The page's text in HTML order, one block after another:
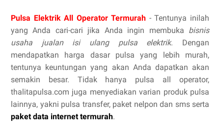
Pulsa Elektrik All Operator Termurah - Tentunya inilah
yang Anda cari-cari jika Anda ingin membuka bisnis
usaha jualan isi ulang pulsa elektrik. Dengan
mendapatkan harga dasar pulsa yang lebih murah,
tentunya keuntungan yang akan Anda dapatkan akan
semakin besar. Tidak hanya pulsa all operator,
thalitapulsa.com juga menyediakan varian produk pulsa
lainnya, yakni pulsa transfer, paket nelpon dan sms serta
paket data internet termurah.